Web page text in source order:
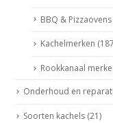
BBQ & Pizzaovens
Kachelmerken
Rookkanaal
Onderhoud en
Soorten kachels (21)